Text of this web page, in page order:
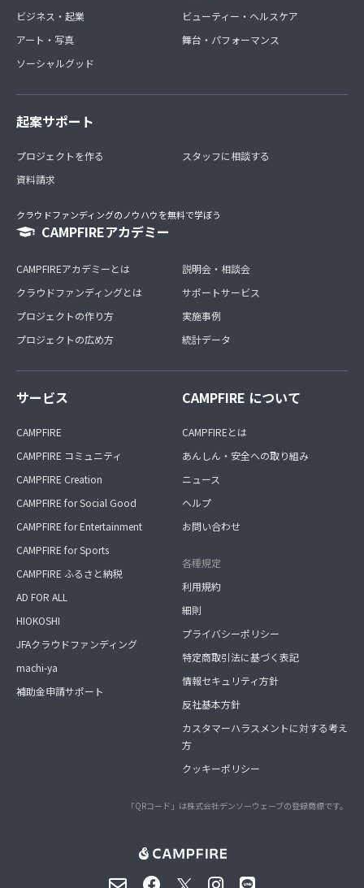
ビジネス・起業
アート・写真
ソーシャルグッド
ビューティー・ヘルスケア
舞台・パフォーマンス
起案サポート
プロジェクトを作る
資料請求
スタッフに相談する
クラウドファンディングのノウハウを無料で学ぼう
CAMPFIREアカデミー
CAMPFIREアカデミーとは
クラウドファンディングとは
プロジェクトの作り方
プロジェクトの広め方
説明会・相談会
サポートサービス
実施事例
統計データ
サービス
CAMPFIRE
CAMPFIRE コミュニティ
CAMPFIRE Creation
CAMPFIRE for Social Good
CAMPFIRE for Entertainment
CAMPFIRE for Sports
CAMPFIRE ふるさと納税
AD FOR ALL
HIOKOSHI
JFAクラウドファンディング
machi-ya
補助金申請サポート
CAMPFIRE について
CAMPFIREとは
あんしん・安全への取り組み
ニュース
ヘルプ
お問い合わせ
各種規定
利用規約
細則
プライバシーポリシー
特定商取引法に基づく表記
情報セキュリティ方針
反社基本方針
カスタマーハラスメントに対する考え
方
クッキーポリシー
「QRコード」は株式会社デンソーウェーブの登録商標です。